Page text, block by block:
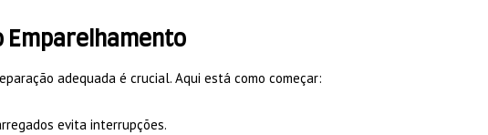
Emparelhamento
adequada é crucial. Aqui está como começar:
evita interrupções.